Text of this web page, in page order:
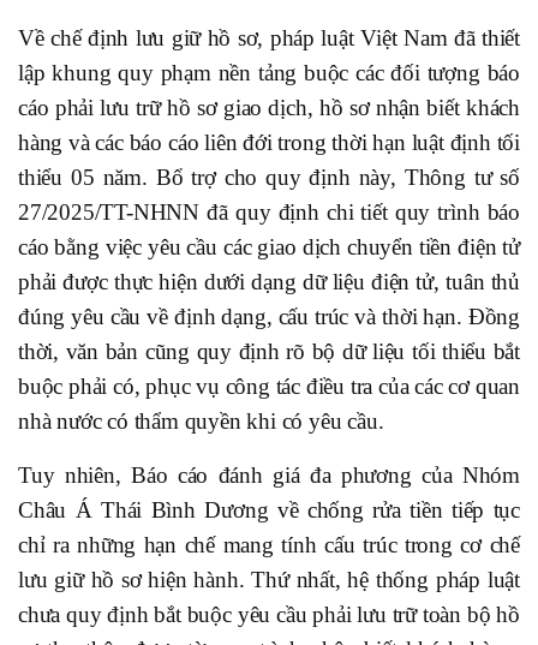
Về chế định lưu giữ hồ sơ, pháp luật Việt Nam đã thiết
lập khung quy phạm nền tảng buộc các đối tượng báo
cáo phải lưu trữ hồ sơ giao dịch, hồ sơ nhận biết khách
hàng và các báo cáo liên đới trong thời hạn luật định tối
thiểu 05 năm. Bổ trợ cho quy định này, Thông tư số
27/2025/TT-NHNN đã quy định chi tiết quy trình báo
cáo bằng việc yêu cầu các giao dịch chuyển tiền điện tử
phải được thực hiện dưới dạng dữ liệu điện tử, tuân thủ
đúng yêu cầu về định dạng, cấu trúc và thời hạn. Đồng
thời, văn bản cũng quy định rõ bộ dữ liệu tối thiểu bắt
buộc phải có, phục vụ công tác điều tra của các cơ quan
nhà nước có thẩm quyền khi có yêu cầu.
Tuy nhiên, Báo cáo đánh giá đa phương của Nhóm
Châu Á Thái Bình Dương về chống rửa tiền tiếp tục
chỉ ra những hạn chế mang tính cấu trúc trong cơ chế
lưu giữ hồ sơ hiện hành. Thứ nhất, hệ thống pháp luật
chưa quy định bắt buộc yêu cầu phải lưu trữ toàn bộ hồ